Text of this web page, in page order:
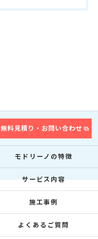
無料見積り・お問い合わせ
モドリーノの特徴
サービス内容
施工事例
よくあるご質問